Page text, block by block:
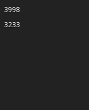
3998
3233